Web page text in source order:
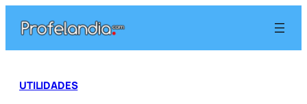
contenido
UTILIDADES